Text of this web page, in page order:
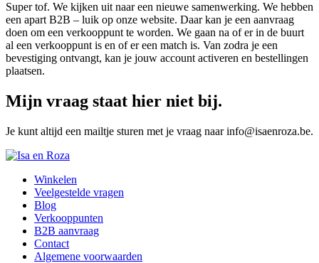
Super tof. We kijken uit naar een nieuwe samenwerking. We hebben
een apart B2B – luik op onze website. Daar kan je een aanvraag
doen om een verkooppunt te worden. We gaan na of er in de buurt
al een verkooppunt is en of er een match is. Van zodra je een
bevestiging ontvangt, kan je jouw account activeren en bestellingen
plaatsen.
Mijn vraag staat hier niet bij.
Je kunt altijd een mailtje sturen met je vraag naar info@isaenroza.be.
Winkelen
Veelgestelde vragen
Blog
Verkooppunten
B2B aanvraag
Contact
Algemene voorwaarden